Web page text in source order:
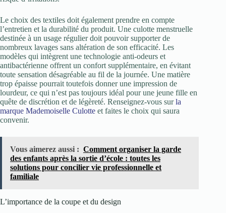
Le choix des textiles doit également prendre en compte
l’entretien et la durabilité du produit. Une culotte menstruelle
destinée à un usage régulier doit pouvoir supporter de
nombreux lavages sans altération de son efficacité. Les
modèles qui intègrent une technologie anti-odeurs et
antibactérienne offrent un confort supplémentaire, en évitant
toute sensation désagréable au fil de la journée. Une matière
trop épaisse pourrait toutefois donner une impression de
lourdeur, ce qui n’est pas toujours idéal pour une jeune fille en
quête de discrétion et de légèreté. Renseignez-vous surla
marque Mademoiselle Culotte et faites le choix qui saura
convenir.
Vous aimerez aussi : Comment organiser la garde
des enfants après la sortie d’école : toutes les
solutions pour concilier vie professionnelle et
familiale
L’importance de la coupe et du design